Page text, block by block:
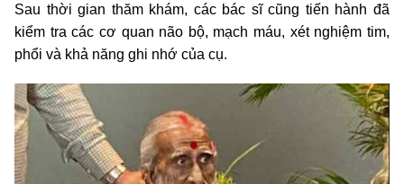
Sau thời gian thăm khám, các bác sĩ cũng tiến hành đã
kiểm tra các cơ quan não bộ, mạch máu, xét nghiệm tim,
phổi và khả năng ghi nhớ của cụ.